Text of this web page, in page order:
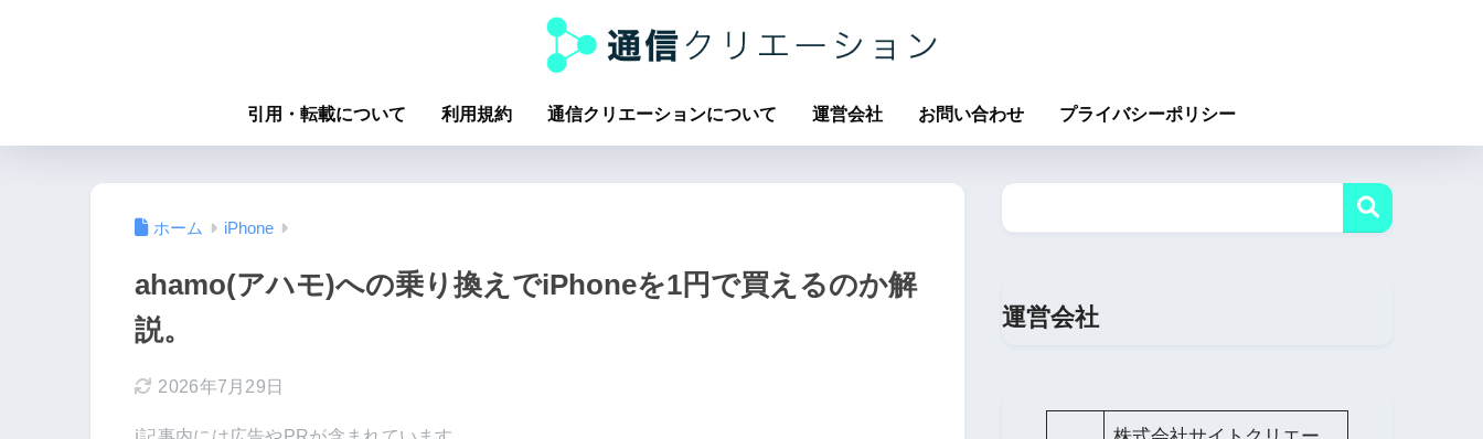
引用・転載について 利用規約 通信クリエーションについて 運営会社 お問い合わせ プライバシーポリシー
ホーム iPhone
ahamo(アハモ)への乗り換えでiPhoneを1円で買えるのか解
説。
2026年7月29日
運営会社